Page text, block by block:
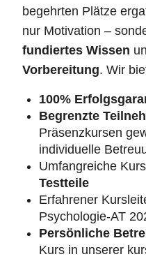
begehrten Plätze
nur Motivation –
fundiertes Wissen
Vorbereitung. Wir
100%
Begrenzte
Präsenzkursen
individuelle
Umfangreiche
Testteile
Erfahrener
Psychologie-AT
Persönliche
Kurs in unserer